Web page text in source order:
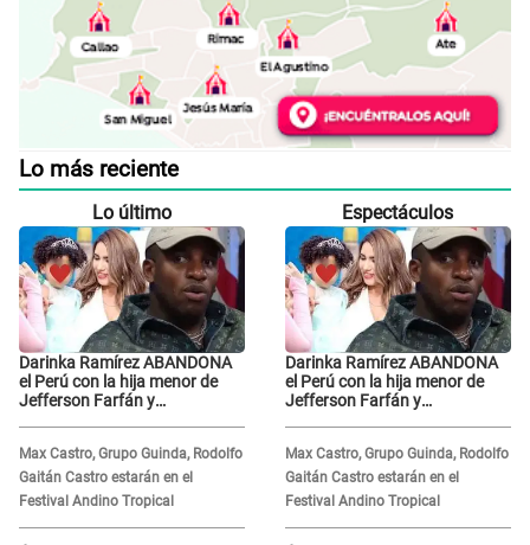
Lo más reciente
Lo último
Darinka Ramírez ABANDONA
el Perú con la hija menor de
Jefferson Farfán y
Max Castro, Grupo Guinda, Rodolfo
Gaitán Castro estarán en el
Festival Andino Tropical
Espectáculos
Darinka Ramírez ABANDONA
el Perú con la hija menor de
Jefferson Farfán y
Max Castro, Grupo Guinda, Rodolfo
Gaitán Castro estarán en el
Festival Andino Tropical